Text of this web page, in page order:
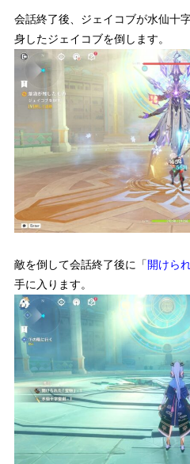
会話終了後、ジェイコブが水仙十
身したジェイコブを倒します。
敵を倒して会話終了後に「開けら
手に入ります。